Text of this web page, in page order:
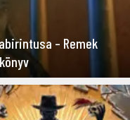
– Remek